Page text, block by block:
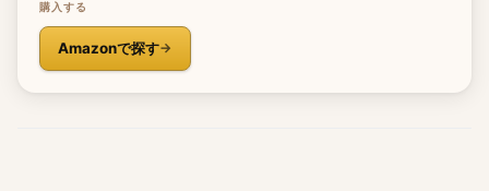
購入する
Amazonで探す